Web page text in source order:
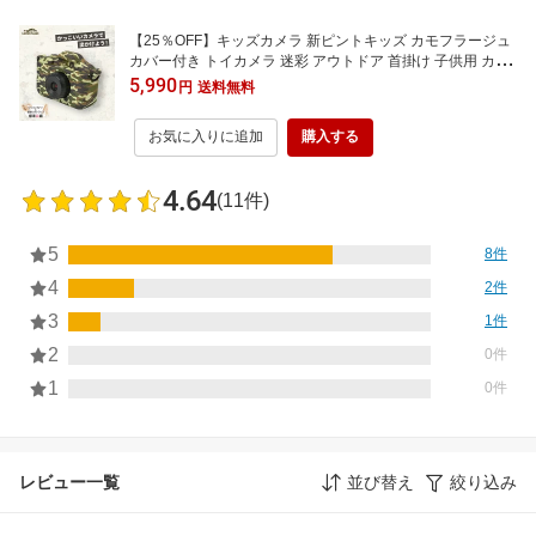
【25％OFF】キッズカメラ 新ピントキッズ カモフラージュ
カバー付き トイカメラ 迷彩 アウトドア 首掛け 子供用 カメ
ラ デジタルカメラ 男の子 かっこいい ★レビューで半年保証
★
5,990円 送料無料
お気に入りに追加 購入する
4.64(11件)
5 8件
4 2件
3 1件
2 0件
1 0件
レビュー一覧 並び替え 絞り込み